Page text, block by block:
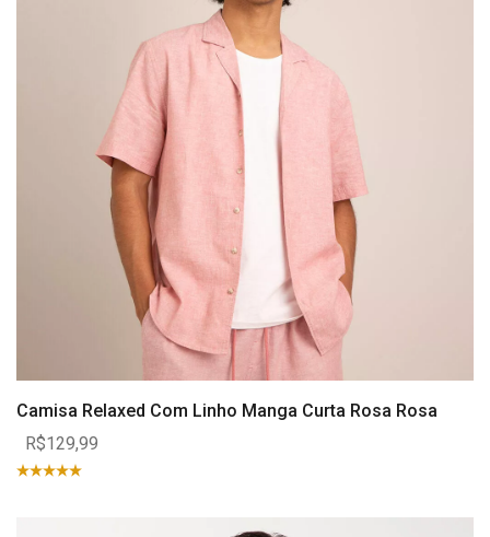
Camisa Relaxed Com Linho Manga Curta Rosa Rosa
R$129,99